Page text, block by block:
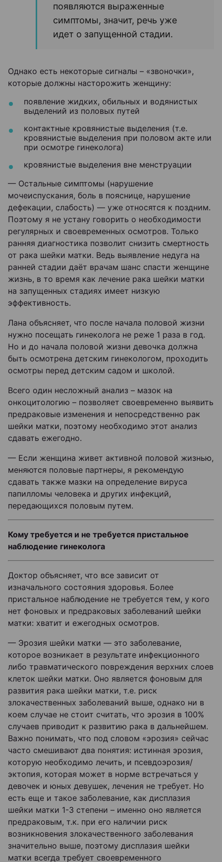
появляются выраженные
симптомы, значит, речь уже
идет о запущенной стадии.
Однако есть некоторые сигналы – «звоночки»,
которые должны насторожить женщину:
появление жидких, обильных и водянистых
выделений из половых путей
контактные кровянистые выделения (т.е.
кровянистые выделения при половом акте или
при осмотре гинеколога)
кровянистые выделения вне менструации
— Остальные симптомы (нарушение
мочеиспускания, боль в пояснице, нарушение
дефекации, слабость) — уже относятся к поздним.
Поэтому я не устану говорить о необходимости
регулярных и своевременных осмотров. Только
ранняя диагностика позволит снизить смертность
от рака шейки матки. Ведь выявление недуга на
ранней стадии даёт врачам шанс спасти женщине
жизнь, в то время как лечение рака шейки матки
на запущенных стадиях имеет низкую
эффективность.
Лана объясняет, что после начала половой жизни
нужно посещать гинеколога не реже 1 раза в год.
Но и до начала половой жизни девочка должна
быть осмотрена детским гинекологом, проходить
осмотры перед детским садом и школой.
Всего один несложный анализ – мазок на
онкоцитологию – позволяет своевременно выявить
предраковые изменения и непосредственно рак
шейки матки, поэтому необходимо этот анализ
сдавать ежегодно.
— Если женщина живет активной половой жизнью,
меняются половые партнеры, я рекомендую
сдавать также мазки на определение вируса
папилломы человека и других инфекций,
передающихся половым путем.
Кому требуется и не требуется пристальное
наблюдение гинеколога
Доктор объясняет, что все зависит от
изначального состояния здоровья. Более
пристальное наблюдение не требуется тем, у кого
нет фоновых и предраковых заболеваний шейки
матки: хватит и ежегодных осмотров.
— Эрозия шейки матки — это заболевание,
которое возникает в результате инфекционного
либо травматического повреждения верхних слоев
клеток шейки матки. Оно является фоновым для
развития рака шейки матки, т.е. риск
злокачественных заболеваний выше, однако ни в
коем случае не стоит считать, что эрозия в 100%
случаев приводит к развитию рака в дальнейшем.
Важно понимать, что под словом «эрозия» сейчас
часто смешивают два понятия: истинная эрозия,
которую необходимо лечить, и псевдоэрозия/
эктопия, которая может в норме встречаться у
девочек и юных девушек, лечения не требует. Но
есть еще и такое заболевание, как дисплазия
шейки матки 1-3 степени – именно оно является
предраковым, т.к. при его наличии риск
возникновения злокачественного заболевания
значительно выше, поэтому дисплазия шейки
матки всегда требует своевременного